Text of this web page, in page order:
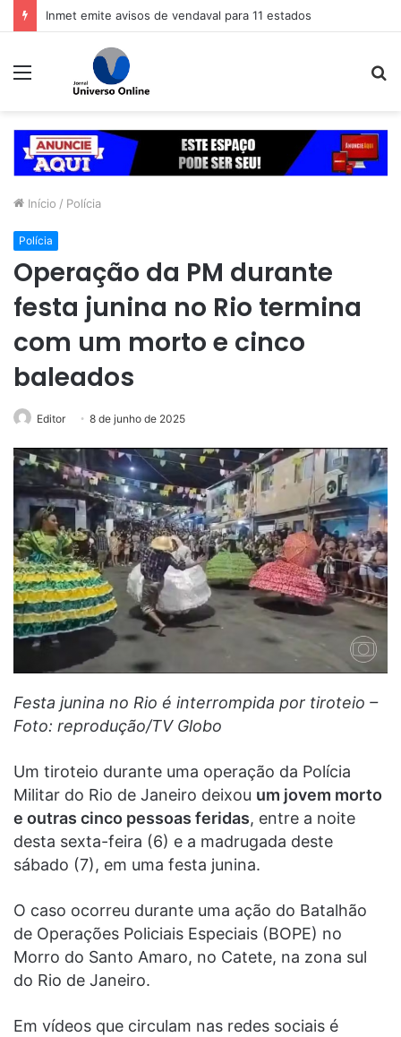
Inmet emite avisos de vendaval para 11 estados
Menu
Início / Polícia
Polícia
Operação da PM durante
festa junina no Rio termina
com um morto e cinco
baleados
Editor 8 de junho de 2025
Festa junina no Rio é interrompida por tiroteio –
Foto: reprodução/TV Globo
Um tiroteio durante uma operação da Polícia
Militar do Rio de Janeiro deixou um jovem morto
e outras cinco pessoas feridas, entre a noite
desta sexta-feira (6) e a madrugada deste
sábado (7), em uma festa junina.
O caso ocorreu durante uma ação do Batalhão
de Operações Policiais Especiais (BOPE) no
Morro do Santo Amaro, no Catete, na zona sul
do Rio de Janeiro.
Em vídeos que circulam nas redes sociais é